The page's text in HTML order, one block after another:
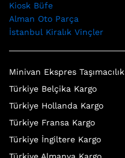
Kiosk Büfe
Alman Oto Parça
İstanbul Kiralık Vinçler
Minivan Ekspres Taşımacılık
Türkiye Belçika Kargo
Türkiye Hollanda Kargo
Türkiye Fransa Kargo
Türkiye İngiltere Kargo